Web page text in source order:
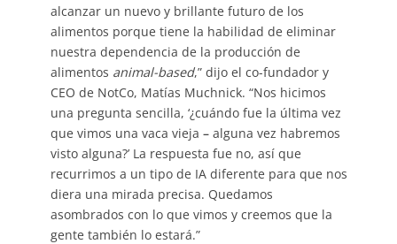
alcanzar un nuevo y brillante futuro de los
alimentos porque tiene la habilidad de eliminar
nuestra dependencia de la producción de
alimentos animal-based,” dijo el co-fundador y
CEO de NotCo, Matías Muchnick. “Nos hicimos
una pregunta sencilla, ‘¿cuándo fue la última vez
que vimos una vaca vieja –alguna vez habremos
visto alguna?’ La respuesta fue no, así que
recurrimos a un tipo de IA diferente para que nos
diera una mirada precisa. Quedamos
asombrados con lo que vimos y creemos que la
gente también lo estará.”